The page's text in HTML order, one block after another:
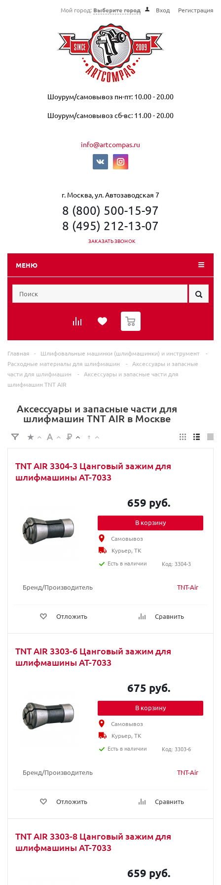
Мой город: Выберите город Вход Регистрация
Шоурум/самовывоз пн-пт: 10.00 - 20.00
Шоурум/самовывоз сб-вс: 11.00 - 20.00
info@artcompas.ru
г. Москва, ул. Автозаводская 7
8 (800) 500-15-97
8 (495) 212-13-07
ЗАКАЗАТЬ ЗВОНОК
МЕНЮ
0
Главная - Шлифовальные машинки (шлифмашинки) и инструмент
-
Расходные материалы для шлифмашин
-
Аксессуары и запасные
части для шлифмашин
-
Аксессуары и запасные части для
шлифмашин TNT AIR
Аксессуары и запасные части для
шлифмашин TNT AIR в Москве
TNT AIR 3304-3 Цанговый зажим для
шлифмашины AT-7033
Бренд/Производитель TNT-Air
Отложить Сравнить
659 руб.
В корзину
Самовывоз
Курьер, ТК
Есть в наличии
Код: 3304-3
TNT AIR 3303-6 Цанговый зажим для
шлифмашины AT-7033
Бренд/Производитель TNT-Air
Отложить Сравнить
675 руб.
В корзину
Самовывоз
Курьер, ТК
Есть в наличии
Код: 3303-6
TNT AIR 3303-8 Цанговый зажим для
шлифмашины AT-7033
659 руб.